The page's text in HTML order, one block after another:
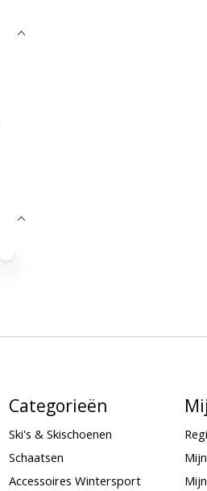
Categorieën
Ski's & Skischoenen
Schaatsen
Accessoires Wintersport